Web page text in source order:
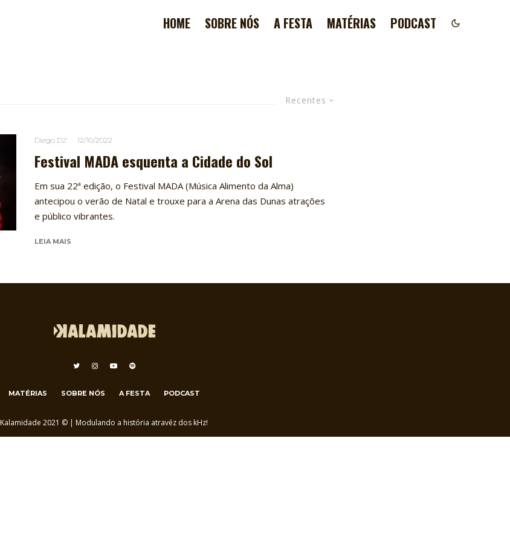
HOME SOBRE NÓS A FESTA MATÉRIAS PODCAST
Recentes
Diego DZ · 12/10/2022
Festival MADA esquenta a Cidade do Sol
Em sua 22ª edição, o Festival MADA (Música Alimento da Alma)
antecipou o verão de Natal e trouxe para a Arena das Dunas atrações
e público vibrantes.
LEIA MAIS
MATÉRIAS SOBRE NÓS A FESTA PODCAST
Kalamidade 2021 © | Modulando a história atravéz dos kHz!